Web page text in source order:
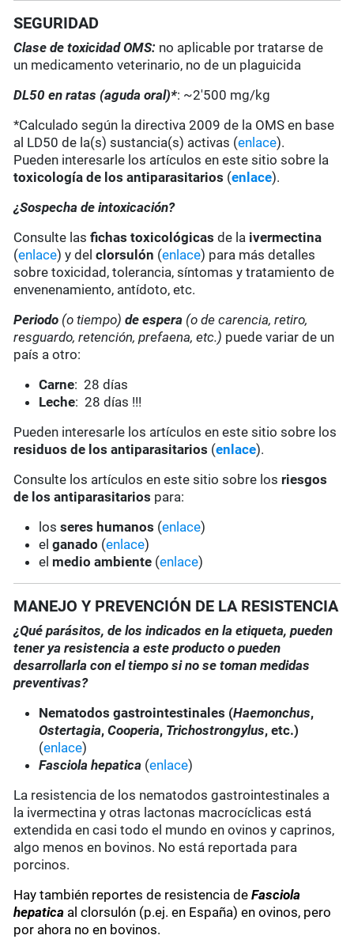
SEGURIDAD
Clase de toxicidad OMS: no aplicable por tratarse de
un medicamento veterinario, no de un plaguicida
DL50 en ratas (aguda oral)*: ~2'500 mg/kg
*Calculado según la directiva 2009 de la OMS en base
al LD50 de la(s) sustancia(s) activas (enlace).
Pueden interesarle los artículos en este sitio sobre la
toxicología de los antiparasitarios (enlace).
¿Sospecha de intoxicación?
Consulte lasfichas toxicológicas de la ivermectina
(enlace) y del clorsulón (enlace) para más detalles
sobre toxicidad, tolerancia, síntomas y tratamiento de
envenenamiento, antídoto, etc.
Periodo (o tiempo) de espera (o de carencia, retiro,
resguardo, retención, prefaena, etc.) puede variar de un
país a otro:
Carne: 28 días
Leche: 28 días !!!
Pueden interesarle los artículos en este sitio sobre los
residuos de los antiparasitarios (enlace).
Consulte los artículos en este sitio sobre los riesgos
de los antiparasitarios para:
losseres humanos (enlace)
elganado (enlace)
el medio ambiente (enlace)
MANEJO Y PREVENCIÓN DE LA RESISTENCIA
¿Qué parásitos, de los indicados en la etiqueta, pueden
tener ya resistencia a este producto o pueden
desarrollarla con el tiempo si no se toman medidas
preventivas?
Nematodos gastrointestinales (Haemonchus,
Ostertagia,Cooperia, Trichostrongylus, etc.)
(enlace)
Fasciola hepatica (enlace)
La resistencia de los nematodos gastrointestinales a
la ivermectina y otras lactonas macrocíclicas está
extendida en casi todo el mundo en ovinos y caprinos,
algo menos en bovinos. No está reportada para
porcinos.
Hay también reportes de resistencia deFasciola
hepatica al clorsulón (p.ej. en España) en ovinos, pero
por ahora no en bovinos.